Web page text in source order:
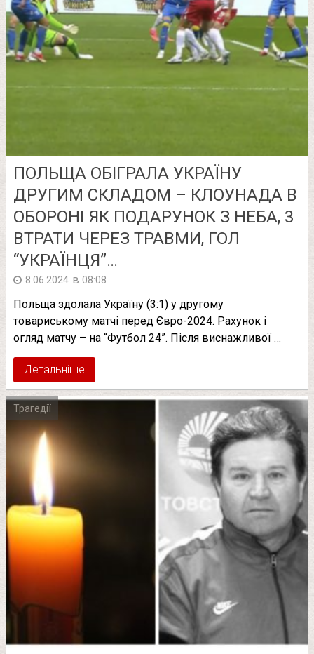
ПОЛЬЩА ОБІГРАЛА УКРАЇНУ
ДРУГИМ СКЛАДОМ – КЛОУНАДА В
ОБОРОНІ ЯК ПОДАРУНОК З НЕБА, 3
ВТРАТИ ЧЕРЕЗ ТРАВМИ, ГОЛ
“УКРАЇНЦЯ”…
8.06.2024 в 08:08
Польща здолала Україну (3:1) у другому
товариському матчі перед Євро-2024. Рахунок і
огляд матчу – на “Футбол 24”. Після виснажливої …
Детальніше
Трагедії